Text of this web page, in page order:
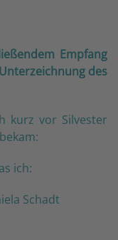
Empfang
des
kurz vor Silvester
ich:
Schadt